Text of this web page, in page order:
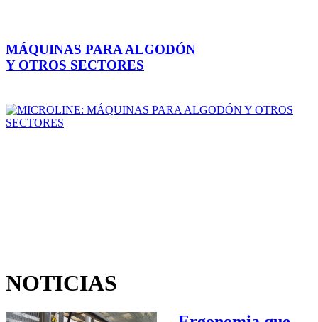
MÁQUINAS PARA ALGODÓN
Y OTROS SECTORES
NOTICIAS